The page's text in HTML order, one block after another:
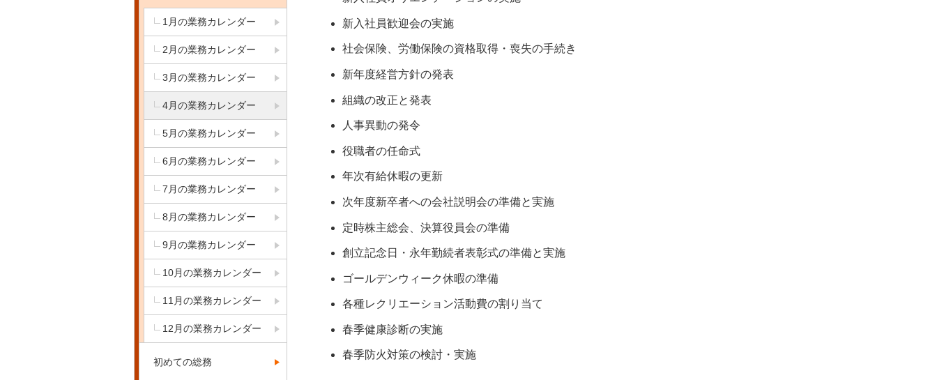
新入社員歓迎会の実施
社会保険、労働保険の資格取得・喪失の手続き
新年度経営方針の発表
組織の改正と発表
人事異動の発令
役職者の任命式
年次有給休暇の更新
次年度新卒者への会社説明会の準備と実施
定時株主総会、決算役員会の準備
創立記念日・永年勤続者表彰式の準備と実施
ゴールデンウィーク休暇の準備
各種レクリエーション活動費の割り当て
春季健康診断の実施
春季防火対策の検討・実施
1月の業務カレンダー
2月の業務カレンダー
3月の業務カレンダー
4月の業務カレンダー
5月の業務カレンダー
6月の業務カレンダー
7月の業務カレンダー
8月の業務カレンダー
9月の業務カレンダー
10月の業務カレンダー
11月の業務カレンダー
12月の業務カレンダー
初めての総務